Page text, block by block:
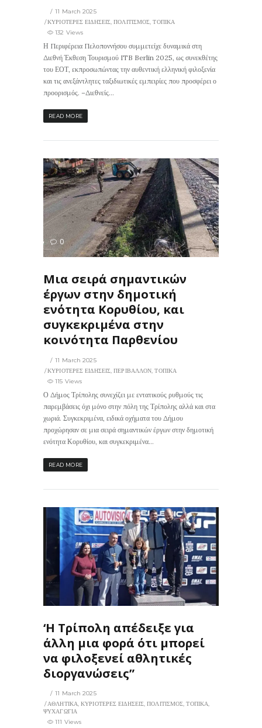
11 March 2025
ΚΥΡΙΟΤΕΡΕΣ ΕΙΔΗΣΕΙΣ,ΠΟΛΙΤΙΣΜΟΣ,ΤΟΠΙΚΑ
132 Views
Η Περιφέρεια Πελοποννήσου συμμετείχε δυναμικά στη
Διεθνή Έκθεση Τουρισμού ITB Berlin 2025, ως συνεκθέτης
του ΕΟΤ, εκπροσωπώντας την αυθεντική ελληνική φιλοξενία
και τις ανεξάντλητες ταξιδιωτικές εμπειρίες που προσφέρει ο
προορισμός. –Διεθνείς...
READ MORE
115 0
Μια σειρά σημαντικών
έργων στην δημοτική
ενότητα Κορυθίου, και
συγκεκριμένα στην
κοινότητα Παρθενίου
11 March 2025
ΚΥΡΙΟΤΕΡΕΣ ΕΙΔΗΣΕΙΣ ,ΠΕΡΙΒΑΛΛΟΝ ,ΤΟΠΙΚΑ
115 Views
Ο Δήμος Τρίπολης συνεχίζει με εντατικούς ρυθμούς τις
παρεμβάσεις όχι μόνο στην πόλη της Τρίπολης αλλά και στα
χωριά. Συγκεκριμένα, ειδικά οχήματα του Δήμου
προχώρησαν σε μια σειρά σημαντικών έργων στην δημοτική
ενότητα Κορυθίου, και συγκεκριμένα...
READ MORE
‘Η Τρίπολη απέδειξε για
άλλη μια φορά ότι μπορεί
να φιλοξενεί αθλητικές
διοργανώσεις”
11 March 2025
ΑΘΛΗΤΙΚΑ,ΚΥΡΙΟΤΕΡΕΣ ΕΙΔΗΣΕΙΣ,ΠΟΛΙΤΙΣΜΟΣ,ΤΟΠΙΚΑ,
ΨΥΧΑΓΩΓΙΑ
111 Views